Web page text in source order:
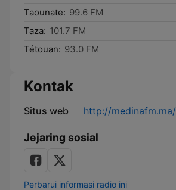
Taounate: 99.6 FM
Taza: 101.7 FM
Tétouan: 93.0 FM
Kontak
Situs web http://medinafm.ma/
Jejaring sosial
Perbarui informasi radio ini